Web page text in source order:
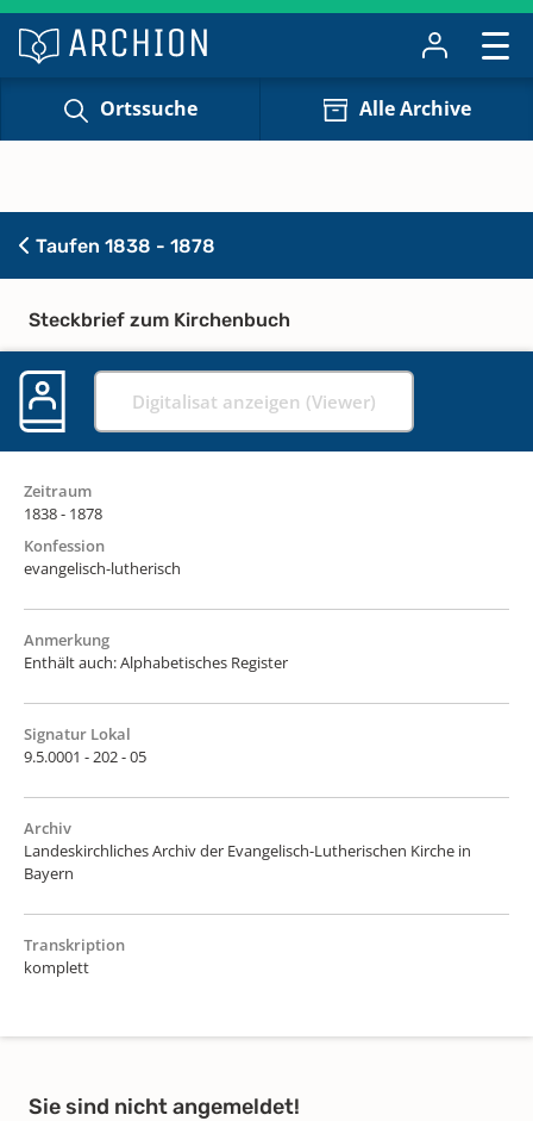
Ortssuche Alle Archive
Taufen 1838 - 1878
Steckbrief zum Kirchenbuch
Digitalisat anzeigen (Viewer)
Zeitraum
1838 - 1878
Konfession
evangelisch-lutherisch
Anmerkung
Enthält auch: Alphabetisches Register
Signatur Lokal
9.5.0001 - 202 - 05
Archiv
Landeskirchliches Archiv der Evangelisch-Lutherischen Kirche in
Bayern
Transkription
komplett
Sie sind nicht angemeldet!